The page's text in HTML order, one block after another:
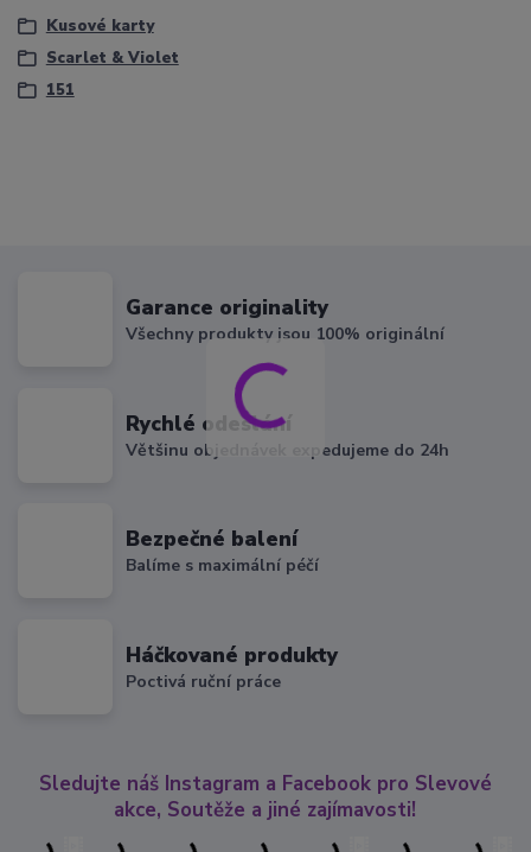
Kusové karty
Scarlet & Violet
151
Garance originality
Všechny produkty jsou 100% originální
Rychlé odeslání
Většinu objednávek expedujeme do 24h
Bezpečné balení
Balíme s maximální péčí
Háčkované produkty
Poctivá ruční práce
Sledujte náš Instagram a Facebook pro Slevové
akce, Soutěže a jiné zajímavosti!